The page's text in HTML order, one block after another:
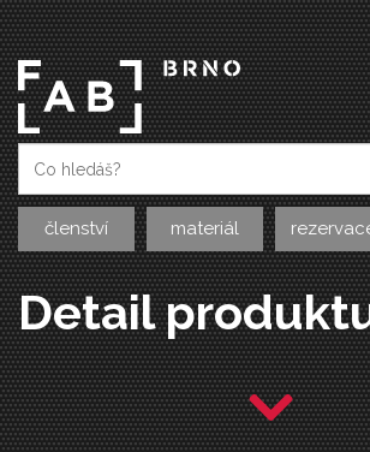
členství materiál
Detail